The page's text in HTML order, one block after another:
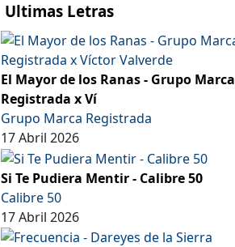
Ultimas Letras
El Mayor de los Ranas - Grupo Marca
Registrada x Ví
Grupo Marca Registrada
17 Abril 2026
Si Te Pudiera Mentir - Calibre 50
Calibre 50
17 Abril 2026